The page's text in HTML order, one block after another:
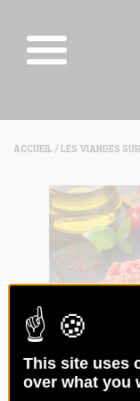
ACCUEIL / LES VIANDES
L'ÉGRENÉ
This site uses
over what you